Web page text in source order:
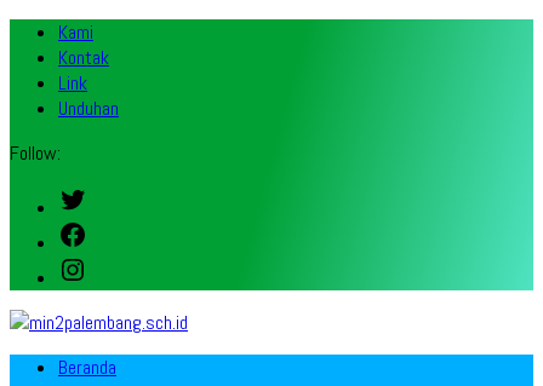
Kami
Kontak
Link
Unduhan
Follow:
Twitter
Facebook
Instagram
Beranda